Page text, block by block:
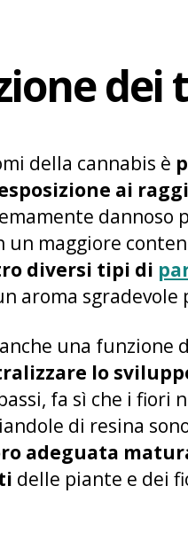
dei
della cannabis è
ai
dannoso
un maggiore
diversi tipi di
aroma
una
lo
fa sì che i fiori
di resina
adeguata
delle piante e dei